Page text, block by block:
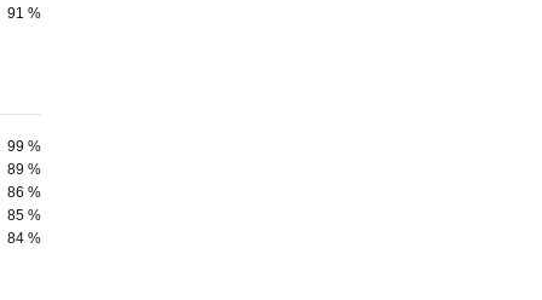
91 %
99 %
89 %
86 %
85 %
84 %